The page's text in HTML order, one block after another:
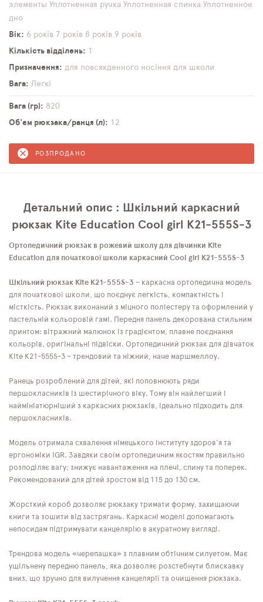
элементы Уплотненная ручка Уплотненная спинка Уплотненное
дно
Вік
6 років 7 років 8 років 9 років
Кількість відділень
1
Призначення
для повсякденного носіння для школи
Вага
Легкі
Вага (гр)
820
Об'єм рюкзака/ранця (л)
12
РОЗПРОДАНО
Детальний опис : Шкільний каркасний
рюкзак Kite Education Cool girl K21-555S-3
Ортопедичний рюкзак в рожевий школу для дівчинки Kite
Education для початкової школи каркасний Cool girl K21-555S-3
Шкільний рюкзак Kite K21-555S-3 – каркасна ортопедична модель
для початкової школи, що поєднує легкість, компактність і
місткість. Рюкзак виконаний з міцного поліестеру та оформлений у
пастельній кольоровій гамі. Передня панель декорована стильним
принтом: вітражний малюнок із градієнтом, плавне поєднання
кольорів, оригінальні підвіски. Ортопедичний рюкзак для дівчаток
Kite K21-555S-3 – трендовий та ніжний, наче маршмеллоу.
Ранець розроблений для дітей, які поповнюють ряди
першокласників із шестирічного віку. Тому він найлегший і
наймініатюрніший з каркасних рюкзаків, ідеально підходить для
першокласників.
Модель отримала схвалення німецького інституту здоров'я та
ергономіки IGR. Завдяки своїм ортопедичним якостям правильно
розподіляє вагу; знижує навантаження на плечі, спину та поперек.
Рекомендований для дітей зростом від 115 до 130 см.
Жорсткий короб дозволяє рюкзаку тримати форму, захищаючи
книги та зошити від застрягань. Каркасні моделі допомагають
непосидам підтримувати канцелярію в акуратному вигляді.
Трендова модель «черепашка» з плавним обтічним силуетом. Має
ущільнену передню панель, яка дозволяє розстебнути блискавку
вниз, що зручно для вилучення канцелярії та очищення рюкзака.